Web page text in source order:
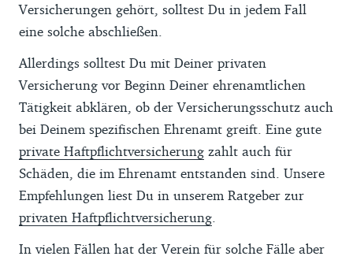
Versicherungen gehört, solltest Du in jedem Fall
eine solche abschließen.
Allerdings solltest Du mit Deiner privaten
Versicherung vor Beginn Deiner ehrenamtlichen
Tätigkeit abklären, ob der Versicherungsschutz auch
bei Deinem spezifischen Ehrenamt greift. Eine gute
private Haftpflichtversicherung zahlt auch für
Schäden, die im Ehrenamt entstanden sind. Unsere
Empfehlungen liest Du in unserem Ratgeber zur
privaten Haftpflichtversicherung
In vielen Fällen hat der Verein für solche Fälle aber